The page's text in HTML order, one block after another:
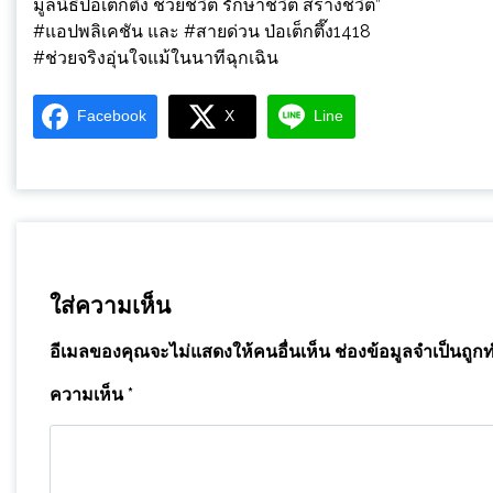
มูลนิธิป่อเต็กตึ๊ง ช่วยชีวิต รักษาชีวิต สร้างชีวิต”
#แอปพลิเคชัน และ #สายด่วน ป่อเต็กตึ๊ง1418
#ช่วยจริงอุ่นใจแม้ในนาทีฉุกเฉิน
Facebook X Line
ใส่ความเห็น
อีเมลของคุณจะไม่แสดงให้คนอื่นเห็น ช่องข้อมูลจำเป็นถูก
ความเห็น*